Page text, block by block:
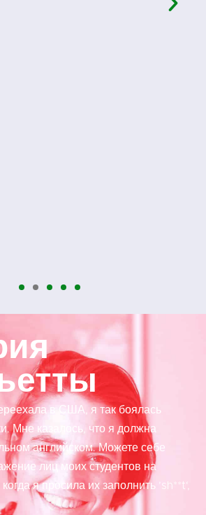
в США, я так боялась
Мне казалось, что я должна
английском. Можете себе
лиц моих студентов на
я просила их заполнить ’sh**t‘,